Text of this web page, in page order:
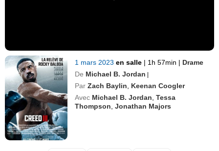
1 mars 2023en salle | 1h 57min | Drame
De Michael B. Jordan |
Par Zach Baylin
Keenan Coogler
Avec Michael B. Jordan ,Tessa
Thompson ,Jonathan Majors